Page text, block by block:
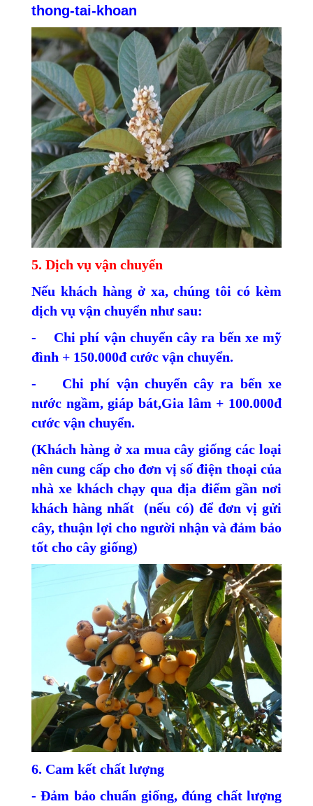
thong-tai-khoan
5. Dịch vụ vận chuyển
Nếu khách hàng ở xa, chúng tôi có kèm
dịch vụ vận chuyển như sau:
- Chi phí vận chuyển cây ra bến xe mỹ
đình + 150.000đ cước vận chuyển.
- Chi phí vận chuyển cây ra bến xe
nước ngầm, giáp bát,Gia lâm + 100.000đ
cước vận chuyển.
(Khách hàng ở xa mua cây giống các loại
nên cung cấp cho đơn vị số điện thoại của
nhà xe khách chạy qua địa điểm gần nơi
khách hàng nhất (nếu có) để đơn vị gửi
cây, thuận lợi cho người nhận và đảm bảo
tốt cho cây giống)
6. Cam kết chất lượng
- Đảm bảo chuẩn giống, đúng chất lượng